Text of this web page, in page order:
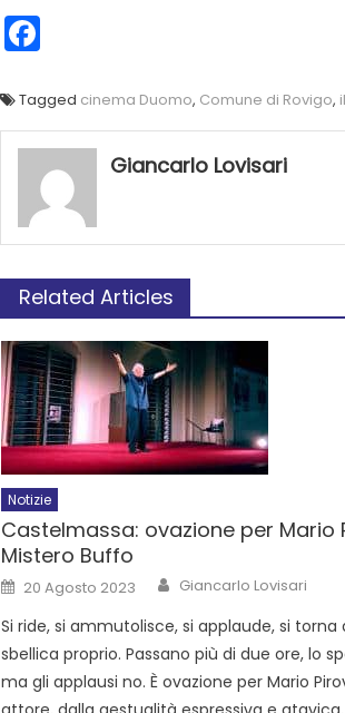
Tagged cinema Duomo, Comune di Rovigo,
Giancarlo Lovisari
Related Articles
Notizie
Castelmassa: ovazione per Mario
Mistero Buffo
20 Agosto 2023 Giancarlo Lovisari
Si ride, si ammutolisce, si applaude, si torna
sbellica proprio. Passano più di due ore, lo
ma gli applausi no. È ovazione per Mario